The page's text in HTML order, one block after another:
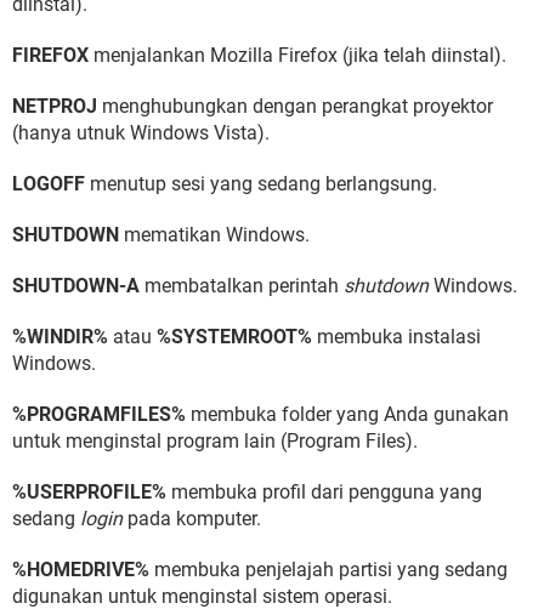
FIREFOX menjalankan Mozilla Firefox (jika telah diinstal).
NETPROJ menghubungkan dengan perangkat proyektor
(hanya utnuk Windows Vista).
LOGOFF menutup sesi yang sedang berlangsung.
SHUTDOWN mematikan Windows.
SHUTDOWN-A membatalkan perintah shutdownWindows.
%WINDIR% atau %SYSTEMROOT% membuka instalasi
Windows.
%PROGRAMFILES% membuka folder yang Anda gunakan
untuk menginstal program lain (Program Files).
%USERPROFILE% membuka profil dari pengguna yang
sedang loginpada komputer.
%HOMEDRIVE% membuka penjelajah partisi yang sedang
digunakan untuk menginstal sistem operasi.